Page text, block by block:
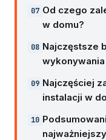
Od czego
w domu?
Najczęstsze
Najczęściej
instalacji w